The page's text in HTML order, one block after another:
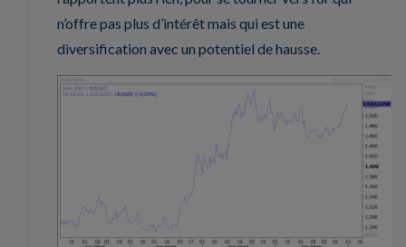
n’offre pas plus d’intérêt mais qui est une
diversification avec un potentiel de hausse.